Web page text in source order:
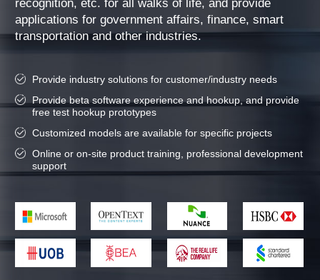
recognition, etc. for all walks of life, and provide
applications for government affairs, finance, smart
transportation and other industries.
Provide industry solutions for customer/industry needs
Provide beta software experience and hookup, and provide
free test hookup prototypes
Customized models are available for specific projects
Online or on-site product training, professional development
support